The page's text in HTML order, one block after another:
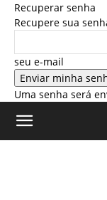
Recuperar senha
Recupere sua
seu e-mail
Uma senha será